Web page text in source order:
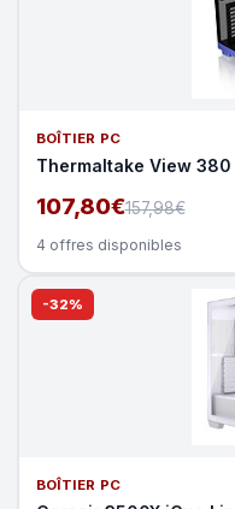
BOÎTIER PC
Thermaltake View 380
107,80€157,98€
4 offres disponibles
-32%
BOÎTIER PC